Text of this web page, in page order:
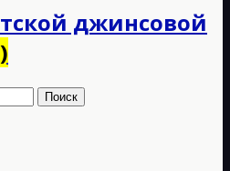
джинсовой